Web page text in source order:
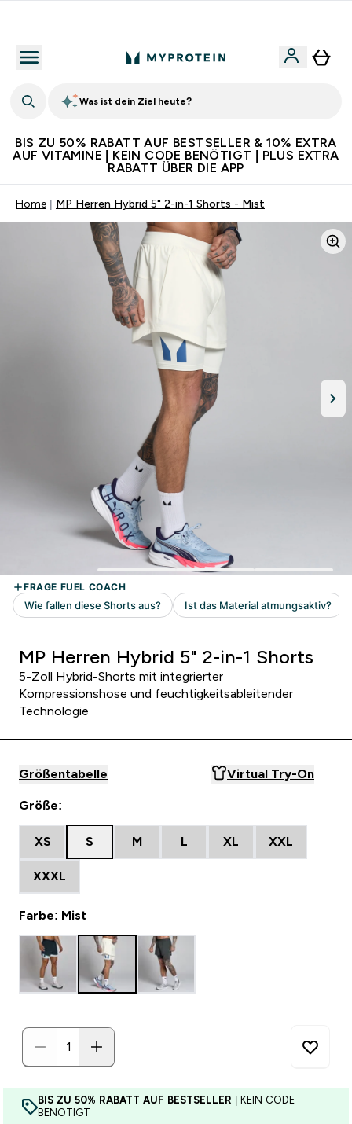
Was ist dein Ziel heute?
BIS ZU 50% RABATT AUF BESTSELLER & 10% EXTRA
AUF VITAMINE | KEIN CODE BENÖTIGT | PLUS EXTRA
RABATT ÜBER DIE APP
Home MP Herren Hybrid 5" 2-in-1 Shorts - Mist
MP Herren Hybrid 5" 2-in-1 Shorts
5-Zoll Hybrid-Shorts mit integrierter
Kompressionshose und feuchtigkeitsableitender
Technologie
Größentabelle Virtual Try-On
Größe:
XS S M L XL XXL
XXXL
Farbe: Mist
BIS ZU 50% RABATT AUF BESTSELLER | KEIN CODE
BENÖTIGT